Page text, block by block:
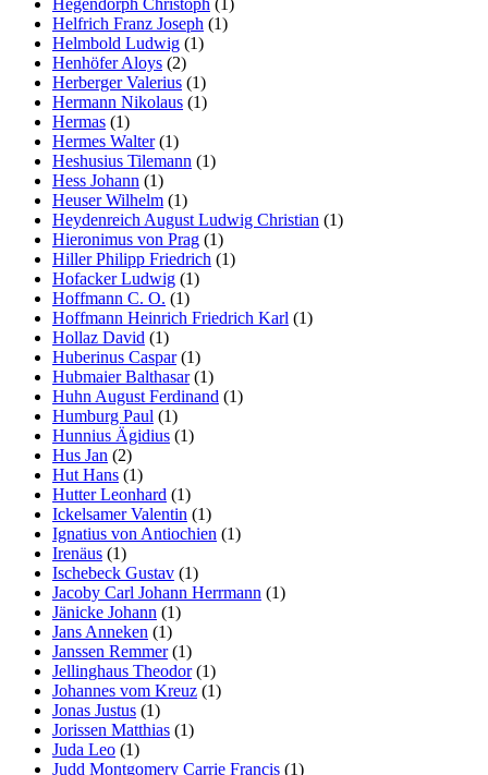
Hegendorph Christoph (1)
Helfrich Franz Joseph (1)
Helmbold Ludwig (1)
Henhöfer Aloys (2)
Herberger Valerius (1)
Hermann Nikolaus (1)
Hermas (1)
Hermes Walter(1)
Heshusius Tilemann (1)
Hess Johann (1)
Heuser Wilhelm (1)
Heydenreich August Ludwig Christian (1)
Hieronimus von Prag (1)
Hiller Philipp Friedrich (1)
Hofacker Ludwig (1)
Hoffmann C. O. (1)
Hoffmann Heinrich Friedrich Karl (1)
Hollaz David (1)
Huberinus Caspar(1)
Hubmaier Balthasar(1)
Huhn August Ferdinand (1)
Humburg Paul (1)
Hunnius Ägidius (1)
Hus Jan (2)
Hut Hans (1)
Hutter Leonhard (1)
Ickelsamer Valentin (1)
Ignatius von Antiochien (1)
Irenäus (1)
Ischebeck Gustav (1)
Jacoby Carl Johann Herrmann (1)
Jänicke Johann (1)
Jans Anneken (1)
Janssen Remmer(1)
Jellinghaus Theodor(1)
Johannes vom Kreuz (1)
Jonas Justus (1)
Jorissen Matthias (1)
Juda Leo (1)
Judd Montgomery Carrie Francis (1)